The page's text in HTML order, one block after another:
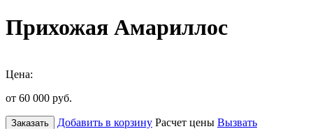
Прихожая Амариллос
Цена:
от 60 000 руб.
Заказать Добавить в корзину Расчет цены Вызвать